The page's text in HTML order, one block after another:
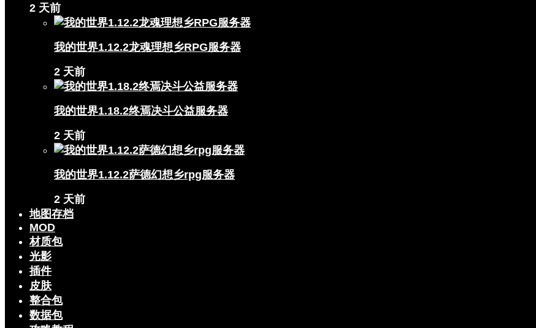
2 天前
我的世界1.12.2龙魂理想乡RPG服务器
2 天前
我的世界1.18.2终焉决斗公益服务器
2 天前
我的世界1.12.2萨德幻想乡rpg服务器
2 天前
地图存档
MOD
材质包
光影
插件
皮肤
整合包
数据包